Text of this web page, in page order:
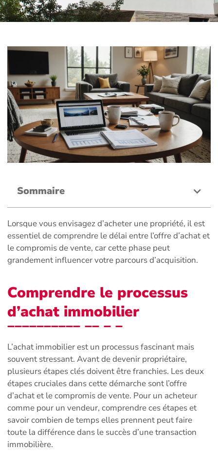
Sommaire
Lorsque vous envisagez d’acheter une propriété, il est
essentiel de comprendre le délai entre l’offre d’achat et
le compromis de vente, car cette phase peut
grandement influencer votre parcours d’acquisition.
Comprendre le processus
d’achat immobilier
L’achat immobilier est un processus fascinant mais
souvent stressant. Avant de devenir propriétaire,
plusieurs étapes clés doivent être franchies. Les deux
étapes cruciales dans cette démarche sont l’offre
d’achat et le compromis de vente. Pour un acheteur
comme pour un vendeur, comprendre ces étapes et
savoir combien de temps elles prennent peut faire
toute la différence dans le succès d’une transaction
immobilière.